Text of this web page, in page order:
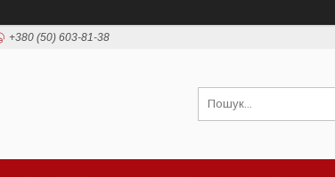
+380 (50) 603-81-38